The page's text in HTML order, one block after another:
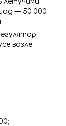
летучими
— 50 000
возле